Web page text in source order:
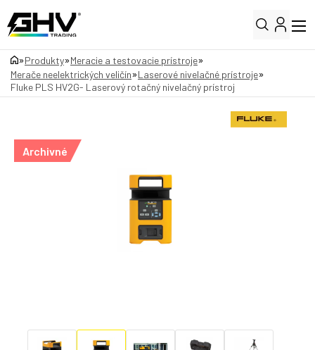
»Produkty»Meracie a testovacie prístroje»
Merače neelektrických veličín»Laserové nivelačné prístroje»
Fluke PLS HV2G- Laserový rotačný nivelačný prístroj
Archivné